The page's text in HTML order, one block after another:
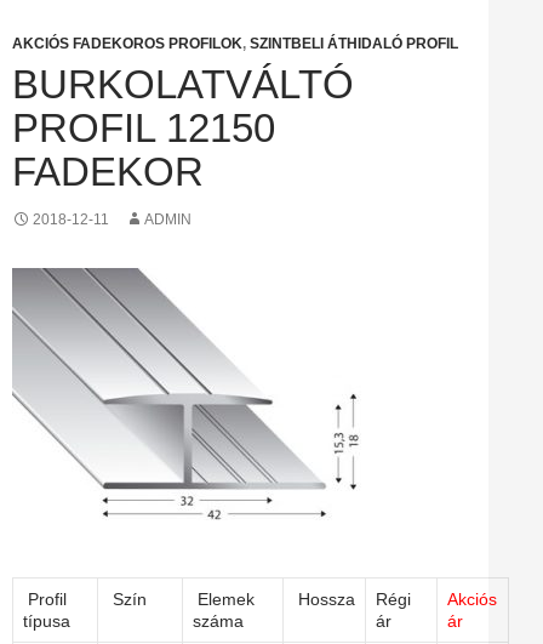
AKCIÓS FADEKOROS PROFILOK, SZINTBELI ÁTHIDALÓ PROFIL
BURKOLATVÁLTÓ
PROFIL 12150
FADEKOR
2018-12-11 ADMIN
Profil
típusa
Szín
Elemek
száma
Hossza
Régi
ár
Akciós
ár